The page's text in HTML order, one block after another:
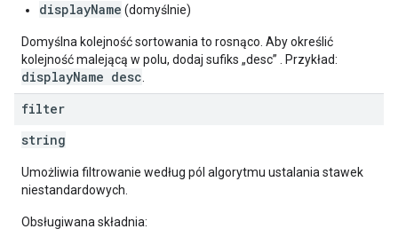
displayName (domyślnie)
Domyślna kolejność sortowania to rosnąco. Aby określić
kolejność malejącą w polu, dodaj sufiks „desc” . Przykład:
displayName desc
filter
string
Umożliwia filtrowanie według pól algorytmu ustalania stawek
niestandardowych.
Obsługiwana składnia: